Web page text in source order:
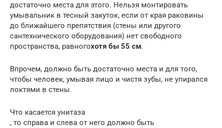
достаточно места для этого. Нельзя монтировать
умывальник в тесный закуток, если от края раковины
до ближайшего препятствия (стены или другого
сантехнического оборудования) нет свободного
пространства, равногохотя бы 55 см.
Впрочем, должно быть достаточно места и для того,
чтобы человек, умывая лицо и чистя зубы, не упирался
локтями в стены.
Что касается унитаза
, то справа и слева от него должно быть